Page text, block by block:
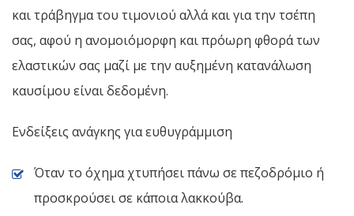
και τράβηγμα του τιμονιού αλλά και για την τσέπη
σας, αφού η ανομοιόμορφη και πρόωρη φθορά των
ελαστικών σας μαζί με την αυξημένη κατανάλωση
καυσίμου είναι δεδομένη.
Ενδείξεις ανάγκης για ευθυγράμμιση
Όταν το όχημα χτυπήσει πάνω σε πεζοδρόμιο ή
προσκρούσει σε κάποια λακκούβα.